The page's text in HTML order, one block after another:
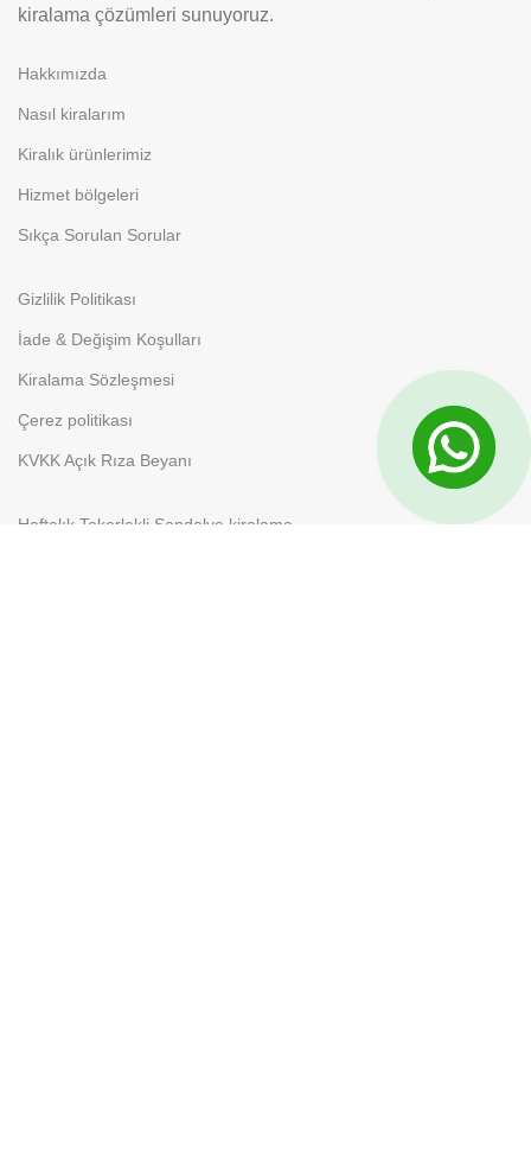
kiralama çözümleri sunuyoruz.
Hakkımızda
Nasıl kiralarım
Kiralık ürünlerimiz
Hizmet bölgeleri
Sıkça Sorulan Sorular
Gizlilik Politikası
İade & Değişim Koşulları
Kiralama Sözleşmesi
Çerez politikası
KVKK Açık Rıza Beyanı
Haftalık Tekerlekli Sandalye kiralama